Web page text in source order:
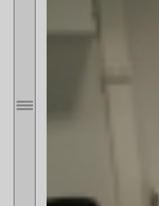
Abrir / Cerrar menú